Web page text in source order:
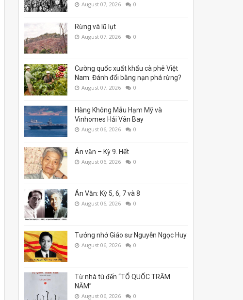
August 07, 2026 0
Rừng và lũ lụt
August 07, 2026 0
Cường quốc xuất khẩu cà phê Việt
Nam: Đánh đổi bằng nạn phá rừng?
August 07, 2026 0
Hàng Không Mẫu Hạm Mỹ và
Vinhomes Hải Vân Bay
August 06, 2026 0
Án văn – Kỳ 9. Hết
August 06, 2026 0
Án Văn: Kỳ 5, 6, 7 và 8
August 06, 2026 0
Tưởng nhớ Giáo sư Nguyễn Ngọc Huy
August 06, 2026 0
Từ nhà tù đến “TỔ QUỐC TRĂM
NĂM”
August 06, 2026 0